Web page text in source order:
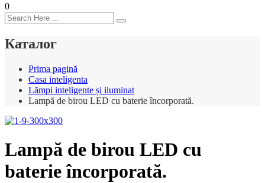
0
Каталог
Prima pagină
Casa inteligenta
Lămpi inteligente și iluminat
Lampă de birou LED cu baterie încorporată.
Lampă de birou LED cu
baterie încorporată.